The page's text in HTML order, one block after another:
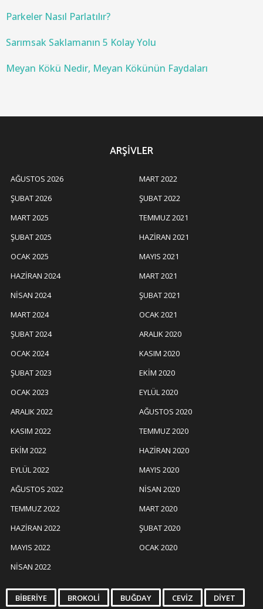
Parkeler Nasıl Parlatılır?
Sarımsak Saklamanın 5 Kolay Yolu
Meyan Kökü Nedir, Meyan Kökünün Faydaları
ARŞIVLER
AĞUSTOS 2026
ŞUBAT 2026
MART 2025
ŞUBAT 2025
OCAK 2025
HAZIRAN 2024
NISAN 2024
MART 2024
ŞUBAT 2024
OCAK 2024
ŞUBAT 2023
OCAK 2023
ARALIK 2022
KASIM 2022
EKIM 2022
EYLÜL 2022
AĞUSTOS 2022
TEMMUZ 2022
HAZIRAN 2022
MAYIS 2022
NISAN 2022
MART 2022
ŞUBAT 2022
TEMMUZ 2021
HAZIRAN 2021
MAYIS 2021
MART 2021
ŞUBAT 2021
OCAK 2021
ARALIK 2020
KASIM 2020
EKIM 2020
EYLÜL 2020
AĞUSTOS 2020
TEMMUZ 2020
HAZIRAN 2020
MAYIS 2020
NISAN 2020
MART 2020
ŞUBAT 2020
OCAK 2020
BIBERIYE BROKOLI BUĞDAY CEVIZ DIYET